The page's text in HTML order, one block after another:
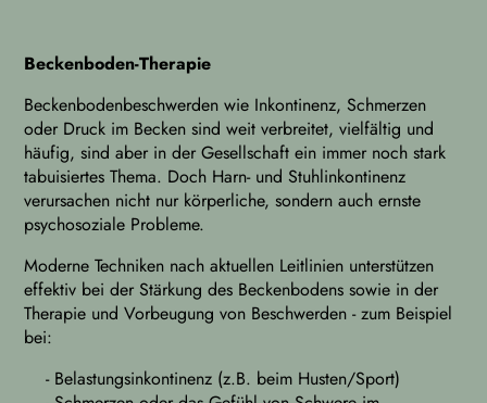
Beckenboden-Therapie
Beckenbodenbeschwerden wie Inkontinenz, Schmerzen
oder Druck im Becken sind weit verbreitet, vielfältig und
häufig, sind aber in der Gesellschaft ein immer noch stark
tabuisiertes Thema. Doch Harn- und Stuhlinkontinenz
verursachen nicht nur körperliche, sondern auch ernste
psychosoziale Probleme.
Moderne Techniken nach aktuellen Leitlinien unterstützen
effektiv bei der Stärkung des Beckenbodens sowie in der
Therapie und Vorbeugung von Beschwerden - zum Beispiel
bei:
- Belastungsinkontinenz (z.B. beim Husten/Sport)